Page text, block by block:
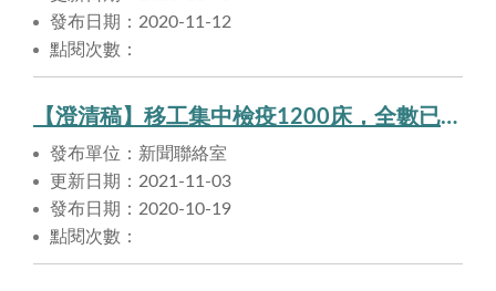
發布日期：2020-11-12
點閱次數：
【澄清稿】移工集中檢疫1200床，全數已釋放登記。
發布單位：新聞聯絡室
更新日期：2021-11-03
發布日期：2020-10-19
點閱次數：